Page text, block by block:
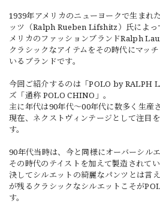
1939年アメリカのニューヨークで生まれ
ッツ（Ralph Rueben Lifshitz）氏によっ
メリカのファッションブランドRalph
クラシックなアイテムをその時代にマッ
いるブランドです。
今回ご紹介するのは「POLO by RALPH
ズ「通称 POLO CHINO」。
主に年代は90年代～00年代に数多く生産
現在、ネクストヴィンテージとして注目
す。
90年代当時は、今と同様にオーバーシル
その時代のテイストを加えて製造されてい
決してシルエットの綺麗なパンツとは言
が残るクラシックなシルエットこそが
す。